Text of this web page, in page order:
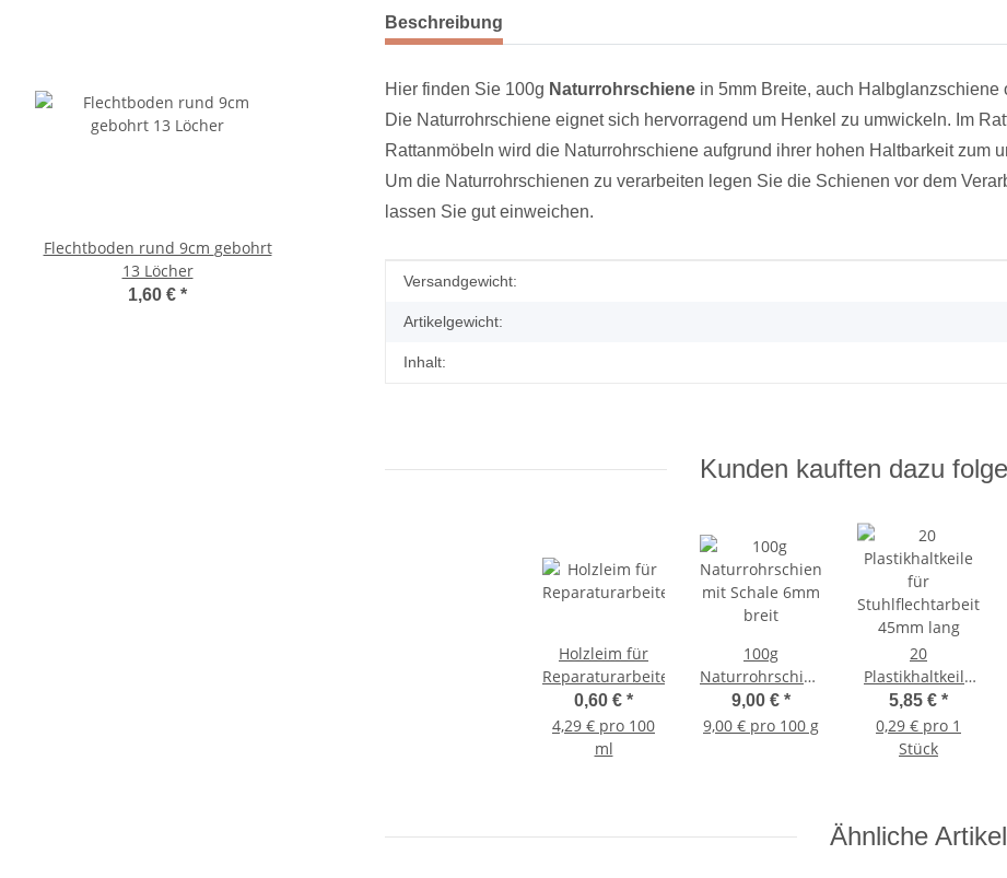
weitere Registerkarten anzeigen
Beschreibung
Hier finden Sie 100g Naturrohrschiene in 5mm Breite, auch
Die Naturrohrschiene eignet sich hervorragend um Henkel zu umwickeln. Im
Rattanmöbeln wird die Naturrohrschiene aufgrund ihrer hohen Haltbarkeit zum
Um die Naturrohrschienen zu verarbeiten legen Sie die Schienen vor dem
lassen Sie gut einweichen.
Produkteigenschaft
Wert
Versandgewicht:
Artikelgewicht:
Inhalt:
Kunden kauften dazu
Holzleim für
Reparaturarbeiten
0,60 € *
4,29 € pro 100
ml
100g
Naturrohrschienen
mit Schale 6mm
breit
9,00 € *
9,00 € pro 100 g
20
Plastikhaltkeile
für
Stuhlflechtarbeiten
45mm lang
5,85 € *
0,29 € pro 1
Stück
Ähnliche Artikel
Flechtboden rund 9cm gebohrt
13 Löcher
1,60 € *
Muster
28,50 €*
28,50 € pro 1 m